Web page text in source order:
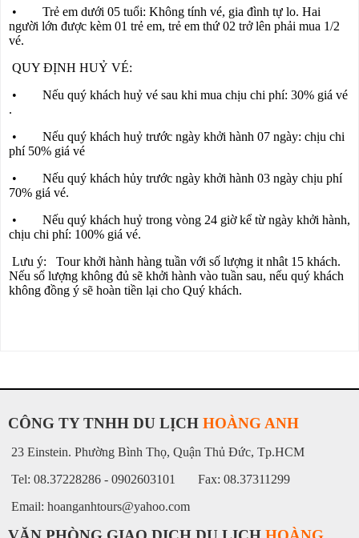
• Trẻ em dưới 05 tuổi: Không tính vé, gia đình tự lo. Hai
người lớn được kèm 01 trẻ em, trẻ em thứ 02 trở lên phải mua 1/2
vé.
QUY ĐỊNH HUỶ VÉ:
• Nếu quý khách huỷ vé sau khi mua chịu chi phí: 30% giá vé
.
• Nếu quý khách huỷ trước ngày khởi hành 07 ngày: chịu chi
phí 50% giá vé
• Nếu quý khách hủy trước ngày khởi hành 03 ngày chịu phí
70% giá vé.
• Nếu quý khách huỷ trong vòng 24 giờ kể từ ngày khởi hành,
chịu chi phí: 100% giá vé.
Lưu ý: Tour khởi hành hàng tuần với số lượng it nhât 15 khách.
Nếu số lượng không đủ sẽ khởi hành vào tuần sau, nếu quý khách
không đồng ý sẽ hoàn tiền lại cho Quý khách.
CÔNG TY TNHH DU LỊCH HOÀNG ANH
23 Einstein. Phường Bình Thọ, Quận Thủ Đức, Tp.HCM
Tel: 08.37228286 - 0902603101 Fax: 08.37311299
Email: hoanganhtours@yahoo.com